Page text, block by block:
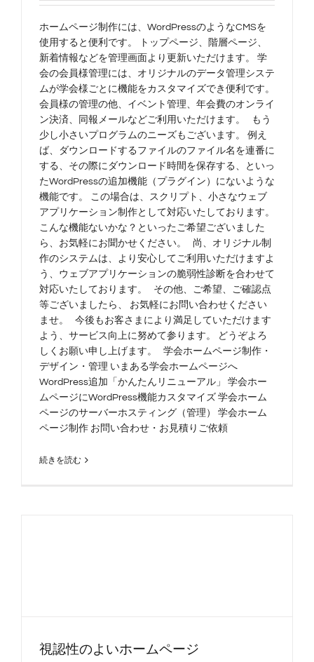
ホームページ制作には、WordPressのようなCMSを
使用すると便利です。 トップページ、階層ページ、
新着情報などを管理画面より更新いただけます。 学
会の会員様管理には、オリジナルのデータ管理システ
ムが学会様ごとに機能をカスタマイズでき便利です。
会員様の管理の他、イベント管理、年会費のオンライ
ン決済、同報メールなどご利用いただけます。 もう
少し小さいプログラムのニーズもございます。 例え
ば、ダウンロードするファイルのファイル名を連番に
する、その際にダウンロード時間を保存する、といっ
たWordPressの追加機能（プラグイン）にないような
機能です。 この場合は、スクリプト、小さなウェブ
アプリケーション制作として対応いたしております。
こんな機能ないかな？といったご希望ございました
ら、お気軽にお聞かせください。 尚、オリジナル制
作のシステムは、より安心してご利用いただけますよ
う、ウェブアプリケーションの脆弱性診断を合わせて
対応いたしております。 その他、ご希望、ご確認点
等ございましたら、 お気軽にお問い合わせください
ませ。 今後もお客さまにより満足していただけます
よう、サービス向上に努めて参ります。 どうぞよろ
しくお願い申し上げます。 学会ホームページ制作・
デザイン・管理 いまある学会ホームページへ
WordPress追加「かんたんリニューアル」 学会ホー
ムページにWordPress機能カスタマイズ 学会ホーム
ページのサーバーホスティング（管理） 学会ホーム
ページ制作 お問い合わせ・お見積りご依頼
続きを読む
視認性のよいホームページ